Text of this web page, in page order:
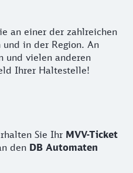
an einer der zahlreichen
in der Region. An
und vielen anderen
Ihrer Haltestelle!
Sie Ihr MVV-Ticket
den DB Automaten